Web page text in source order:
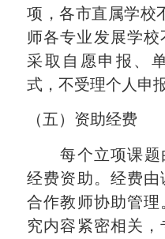
项，各市直属学校
师各专业发展学校
采取自愿申报、
式，不受理个人申报
（五）资助经费
每个立项课题
经费资助。经费由
合作教师协助管
究内容紧密相关